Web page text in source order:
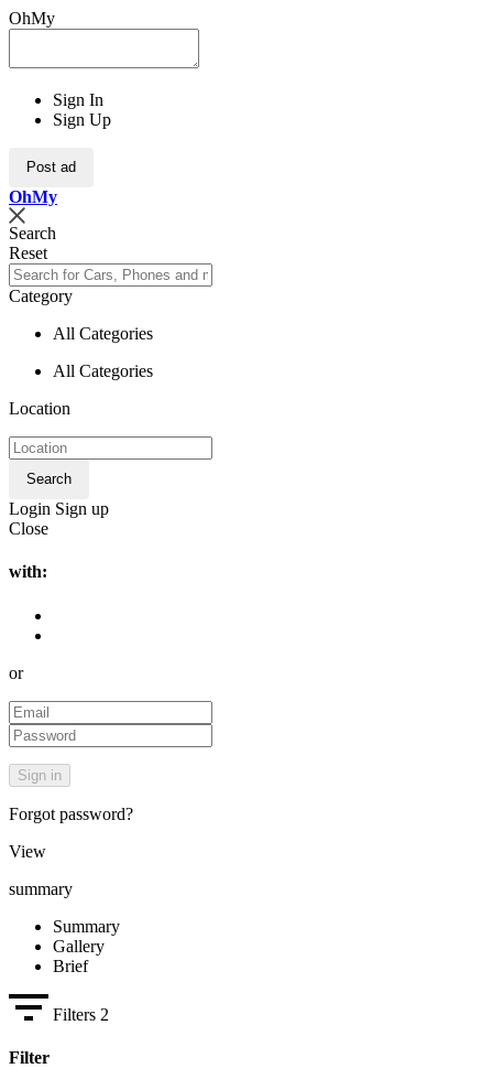
OhMy
Sign In
Sign Up
Post ad
OhMy
Search
Reset
Category
All Categories
All Categories
Location
Search
Login Sign up
Close
with:
or
Forgot password?
View
summary
Summary
Gallery
Brief
Filters 2
Filter